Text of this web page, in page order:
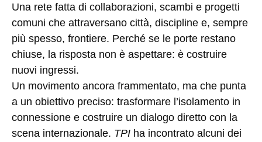
Una rete fatta di collaborazioni, scambi e progetti
comuni che attraversano città, discipline e, sempre
più spesso, frontiere. Perché se le porte restano
chiuse, la risposta non è aspettare: è costruire
nuovi ingressi.
Un movimento ancora frammentato, ma che punta
a un obiettivo preciso: trasformare l’isolamento in
connessione e costruire un dialogo diretto con la
scena internazionale. TPI ha incontrato alcuni dei